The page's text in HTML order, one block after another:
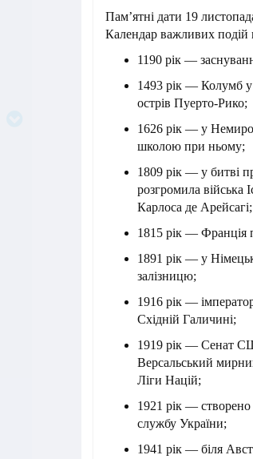
Пам’ятні дати 19
Календар важливих подій
1190 рік —
1493 рік — Колумб у
острів Пуерто-Рико;
1626 рік — у
школою при ньому;
1809 рік — у битві
розгромила війська
Карлоса де Арейсагі;
1815 рік — Франція
1891 рік — у
залізницю;
1916 рік —
Східній Галичині;
1919 рік — Сенат
Версальський
Ліги Націй;
1921 рік —
службу України;
1941 рік — біля